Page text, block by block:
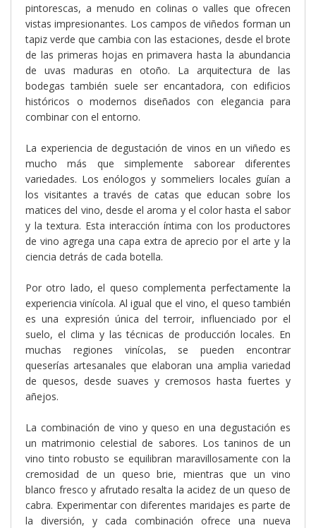
pintorescas, a menudo en colinas o valles que ofrecen
vistas impresionantes. Los campos de viñedos forman un
tapiz verde que cambia con las estaciones, desde el brote
de las primeras hojas en primavera hasta la abundancia
de uvas maduras en otoño. La arquitectura de las
bodegas también suele ser encantadora, con edificios
históricos o modernos diseñados con elegancia para
combinar con el entorno.
La experiencia de degustación de vinos en un viñedo es
mucho más que simplemente saborear diferentes
variedades. Los enólogos y sommeliers locales guían a
los visitantes a través de catas que educan sobre los
matices del vino, desde el aroma y el color hasta el sabor
y la textura. Esta interacción íntima con los productores
de vino agrega una capa extra de aprecio por el arte y la
ciencia detrás de cada botella.
Por otro lado, el queso complementa perfectamente la
experiencia vinícola. Al igual que el vino, el queso también
es una expresión única del terroir, influenciado por el
suelo, el clima y las técnicas de producción locales. En
muchas regiones vinícolas, se pueden encontrar
queserías artesanales que elaboran una amplia variedad
de quesos, desde suaves y cremosos hasta fuertes y
añejos.
La combinación de vino y queso en una degustación es
un matrimonio celestial de sabores. Los taninos de un
vino tinto robusto se equilibran maravillosamente con la
cremosidad de un queso brie, mientras que un vino
blanco fresco y afrutado resalta la acidez de un queso de
cabra. Experimentar con diferentes maridajes es parte de
la diversión, y cada combinación ofrece una nueva